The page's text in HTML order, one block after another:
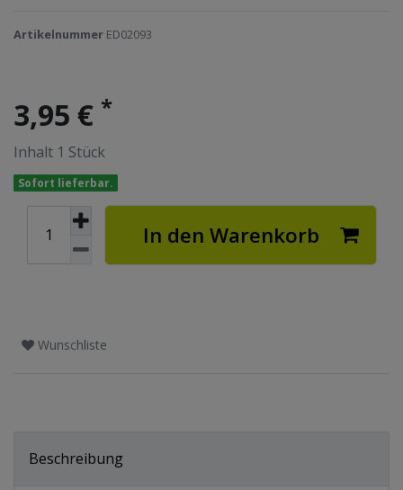
Artikelnummer ED02093
3,95 € *
Inhalt 1 Stück
Sofort lieferbar.
In den Warenkorb
Wunschliste
Beschreibung